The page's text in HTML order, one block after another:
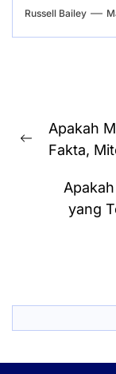
Russell Bailey
Previous
Apakah
Fakta,
yang